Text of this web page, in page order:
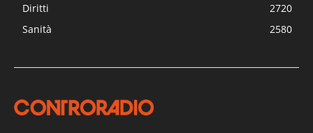
Diritti
2720
Sanità
2580